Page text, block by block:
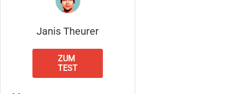
Janis Theurer
ZUM
TEST